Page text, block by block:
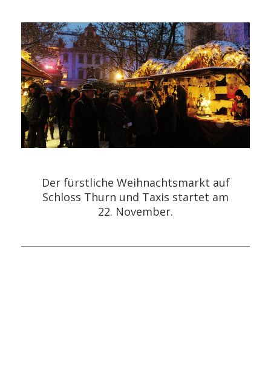
Der fürstliche Weihnachtsmarkt auf
Schloss Thurn und Taxis startet am
22. November.